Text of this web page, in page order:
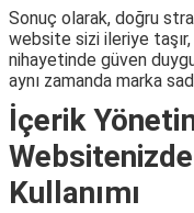
Sonuç olarak, doğru
website sizi ileriye
nihayetinde güven
aynı zamanda marka
İçerik
Kullanımı